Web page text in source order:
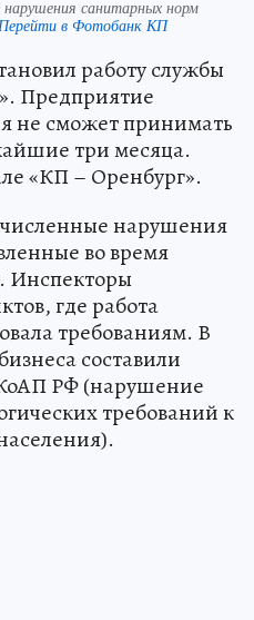
санитарных норм
в Фотобанк КП
работу службы
Предприятие
не сможет принимать
три месяца.
«КП – Оренбург».
нарушения
во время
Инспекторы
где работа
требованиям. В
составили
КоАП РФ (нарушение
требований к